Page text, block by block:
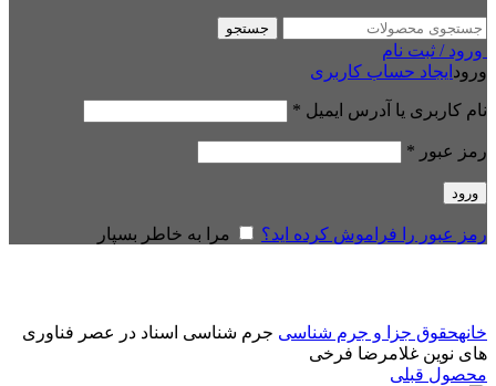
جستجو
ورود / ثبت نام
ورود ایجاد حساب کاربری
نام کاربری یا آدرس ایمیل *
رمز عبور *
ورود
رمز عبور را فراموش کرده اید؟ مرا به خاطر بسپار
خانهحقوق جزا و جرم شناسی جرم شناسی اسناد در عصر فناوری
های نوین غلامرضا فرخی
محصول قبلی